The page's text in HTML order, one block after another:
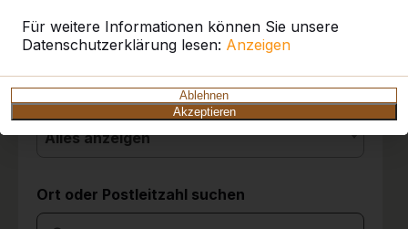
Für weitere Informationen können Sie unsere
Datenschutzerklärung lesen: Anzeigen
Ablehnen
Akzeptieren
10
Wir sind ganz begeistert über die Spielgeräte.
Es ist eine hochwertige Qualität. Die
Anlieferung war super; der Fahrer hat
Standort zu stellen. Die Spielgeräte wurden
daneben zur Verfügung. So ist ein spontanes
Spiel im Mehrgenerationenpark jederzeit
Produkt
Kategorie
Alles anzeigen
Ort oder Postleitzahl suchen